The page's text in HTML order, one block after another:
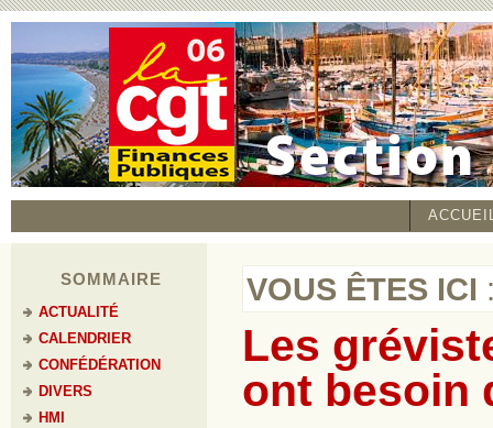
SOMMAIRE
ACTUALITÉ
CALENDRIER
CONFÉDÉRATION
DIVERS
HMI
VOUS ÊTES ICI
Les
ont besoin